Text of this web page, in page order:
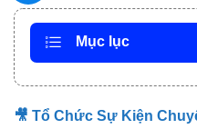
Mục lục
🎥 Tổ Chức Sự Kiện